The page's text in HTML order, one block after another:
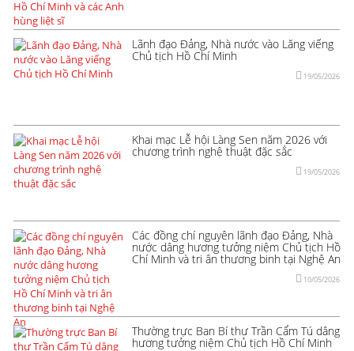
Lãnh đạo Đảng, Nhà nước vào Lăng viếng
Chủ tịch Hồ Chí Minh
19/05/2026
Khai mạc Lễ hội Làng Sen năm 2026 với
chương trình nghệ thuật đặc sắc
19/05/2026
Các đồng chí nguyên lãnh đạo Đảng, Nhà
nước dâng hương tưởng niệm Chủ tịch Hồ
Chí Minh và tri ân thương binh tại Nghệ An
10/05/2026
Thường trực Ban Bí thư Trần Cẩm Tú dâng
hương tưởng niệm Chủ tịch Hồ Chí Minh